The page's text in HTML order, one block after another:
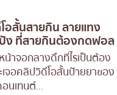
อสั้นสายกิน ลายแทง
ปัง ที่สายกินต้องกดฟอล
น้าจอกลางดึกทีไรเป็นต้อง
เจอคลิปวิดีโอสั้นป้ายยาของ
นเทนต์...